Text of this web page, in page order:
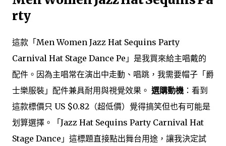
rty
這款「Men Women Jazz Hat Sequins Party
Carnival Hat Stage Dance Pe」是我買來給主唱戴的
配件。因為主唱常在演出中走動、唱跳，我需要帽子「爵
士樂服裝」配件兼具耐用與視覺效果。 選購動機 ：看到
這款標價只 US $0.82（超低價）覺得搞笑但也有可能是
划算選擇。「Jazz Hat Sequins Party Carnival Hat
Stage Dance」這標題直接點出舞台用途，讓我決定試